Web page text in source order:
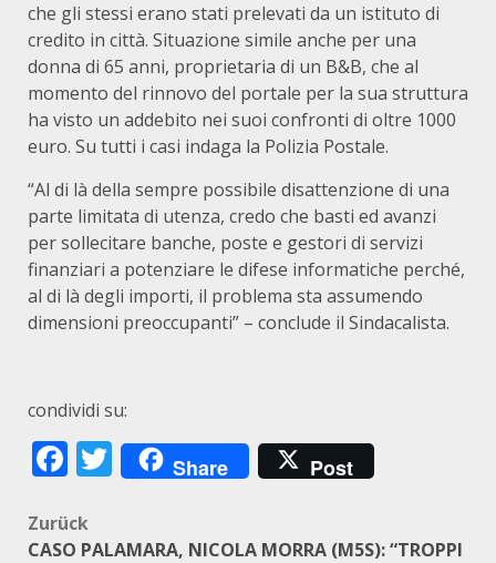
che gli stessi erano stati prelevati da un istituto di
credito in città. Situazione simile anche per una
donna di 65 anni, proprietaria di un B&B, che al
momento del rinnovo del portale per la sua struttura
ha visto un addebito nei suoi confronti di oltre 1000
euro. Su tutti i casi indaga la Polizia Postale.
“Al di là della sempre possibile disattenzione di una
parte limitata di utenza, credo che basti ed avanzi
per sollecitare banche, poste e gestori di servizi
finanziari a potenziare le difese informatiche perché,
al di là degli importi, il problema sta assumendo
dimensioni preoccupanti” – conclude il Sindacalista.
condividi su:
Facebook
Twitter
Share Post
Beitragsnavigation
Zurück
CASO PALAMARA, NICOLA MORRA (M5S): “TROPPI